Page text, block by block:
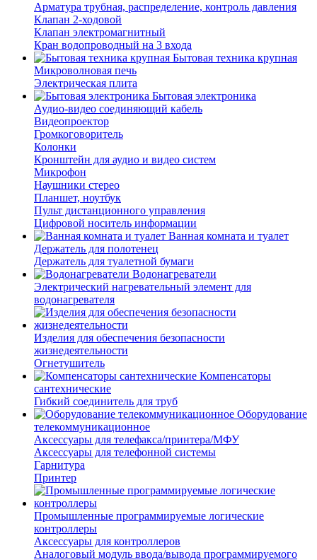
Арматура трубная, распределение, контроль давления
Клапан 2-ходовой
Клапан электромагнитный
Кран водопроводный на 3 входа
Бытовая техника крупная
Микроволновая печь
Электрическая плита
Бытовая электроника
Аудио-видео соединяющий кабель
Видеопроектор
Громкоговоритель
Колонки
Кронштейн для аудио и видео систем
Микрофон
Наушники стерео
Планшет, ноутбук
Пульт дистанционного управления
Цифровой носитель информации
Ванная комната и туалет
Держатель для полотенец
Держатель для туалетной бумаги
Водонагреватели
Электрический нагревательный элемент для
водонагревателя
Изделия для обеспечения безопасности
жизнедеятельности
Огнетушитель
Компенсаторы
сантехнические
Гибкий соединитель для труб
Оборудование
телекоммуникационное
Аксессуары для телефакса/принтера/МФУ
Аксессуары для телефонной системы
Гарнитура
Принтер
Промышленные программируемые логические
контроллеры
Аксессуары для контроллеров
Аналоговый модуль ввода/вывода программируемого